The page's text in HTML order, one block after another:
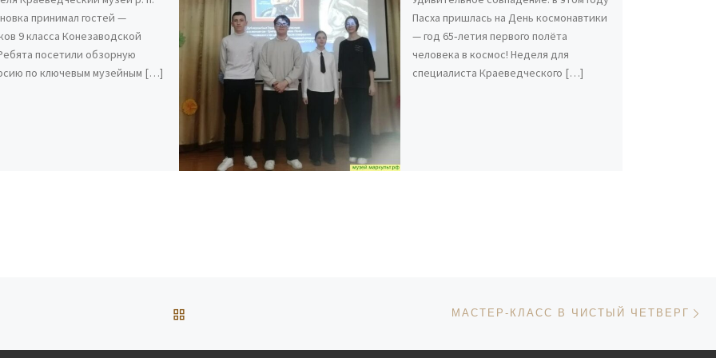
принимал гостей —
9 класса Конезаводской
посетили обзорную
по ключевым музейным […]
Пасха пришлась на День космонавтики
— год 65‑летия первого полёта
человека в космос! Неделя для
специалиста Краеведческого […]
МАСТЕР‑КЛАСС В ЧИСТЫЙ ЧЕТВЕРГ